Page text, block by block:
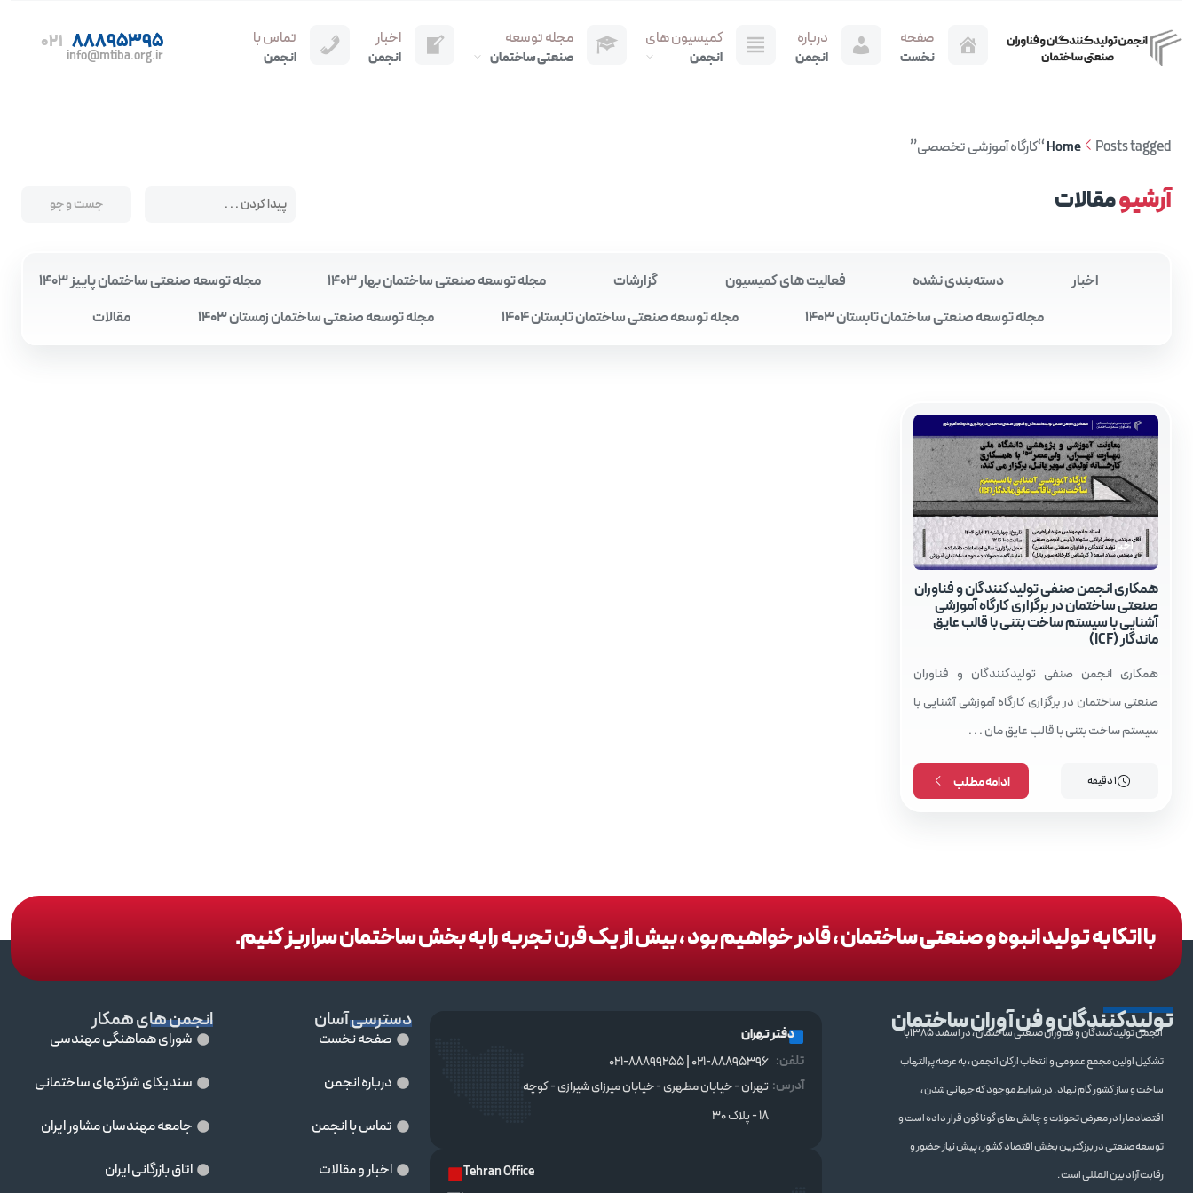
صفحه
نخست
درباره
انجمن
کمیسیون های
انجمن
مجله توسعه
صنعتی ساختمان
اخبار
انجمن
تماس با
انجمن
021 88895395
info@mtiba.org.ir
Home Posts tagged “کارگاه آموزشی تخصصی”
آرشیومقالات
اخبار دسته‌بندی نشده فعالیت های کمیسیون گزارشات مجله توسعه صنعتی ساختمان بهار 1403
مجله توسعه صنعتی ساختمان پاییز 1403
مجله توسعه صنعتی ساختمان تابستان 1403
مجله توسعه صنعتی ساختمان تابستان 1404 مجله توسعه صنعتی ساختمان زمستان 1403 مقالات
اخبار
همکاری انجمن صنفی تولیدکنندگان و فناوران
صنعتی ساختمان در برگزاری کارگاه آموزشی
آشنایی با سیستم ساخت بتنی با قالب عایق
ماندگار (ICF)
همکاری انجمن صنفی تولیدکنندگان و فناوران
صنعتی ساختمان در برگزاری کارگاه آموزشی آشنایی با
سیستم ساخت بتنی با قالب عایق مان . . .
1 دقیقه ادامه مطلب
با اتکا به تولید انبوه و صنعتی ساختمان ، قادر خواهیم بود ، بیش از یک قرن تجربه را به بخش ساختمان سراریز کنیم.
تولیدکنندگان و فن آوران ساختمان
انجمن تولیدکنندگان و فنآوران صنعتی ساختمان ، در اسفند 1385با
تشکیل اولین مجمع عمومی و انتخاب ارکان انجمن ، به عرصه پرالتهاب
ساخت و ساز کشور گام نهاد . در شرایط موجود که جهانی شدن ،
اقتصاد ما را در معرض تحولات و چالش های گوناگون قرار داده است و
توسعه صنعتی در برزگترین بخش اقتصاد کشور ، پیش نیاز حضور و
رقابت آزاد بین المللی است .
دفتر تهران
تلفن: 021-88895396 | 021-88899255
آدرس: تهران - خیابان مطهری - خیابان میرزای شیرازی - کوچه
۱۸ - پلاک ۳۰
Tehran Office
دسترسی آسان
صفحه نخست
درباره انجمن
تماس با انجمن
اخبار و مقالات
انجمن های همکار
شورای هماهنگی مهندسی
سندیکای شرکتهای ساختمانی
جامعه مهندسان مشاور ايران
اتاق بازرگانی ایران